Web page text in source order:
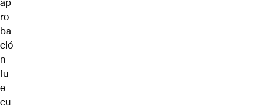
ro
ba
ció
n-
fu
e
cu